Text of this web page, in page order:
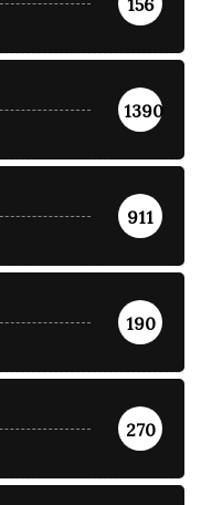
156
1390
911
190
270